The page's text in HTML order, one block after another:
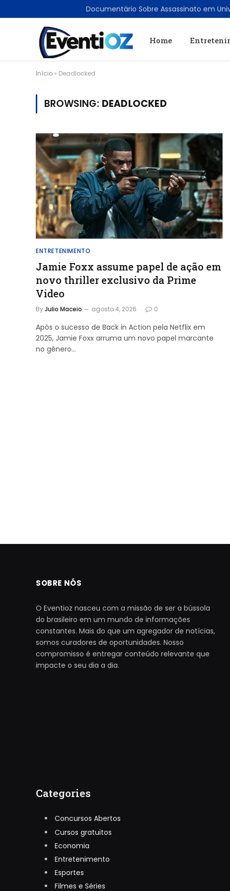
Home
Início » Deadlocked
BROWSING: DEADLOCKED
ENTRETENIMENTO
Jamie Foxx assume papel de ação em
novo thriller exclusivo da Prime
Video
ByJulio Maceio agosto 4, 2026 0
Após o sucesso de Back in Action pela Netflix em
2025, Jamie Foxx arruma um novo papel marcante
no gênero…
SOBRE NÓS
O Eventioz nasceu com a missão de ser a bússola
do brasileiro em um mundo de informações
constantes. Mais do que um agregador de notícias,
somos curadores de oportunidades. Nosso
compromisso é entregar conteúdo relevante que
impacte o seu dia a dia.
Categories
Concursos Abertos
Cursos gratuitos
Economia
Entretenimento
Esportes
Filmes e Séries